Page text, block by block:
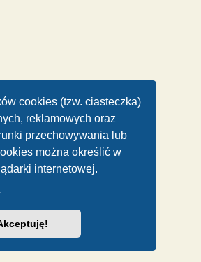
cookies (tzw. ciasteczka)
reklamowych oraz
przechowywania lub
można określić w
internetowej.